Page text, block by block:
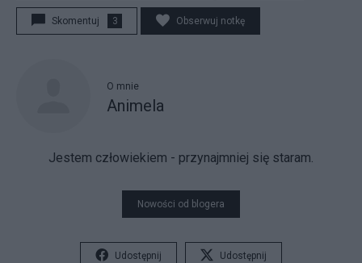
Skomentuj 3 Obserwuj notkę
O mnie
Animela
Jestem człowiekiem - przynajmniej się staram.
Nowości od blogera
Udostępnij Udostępnij